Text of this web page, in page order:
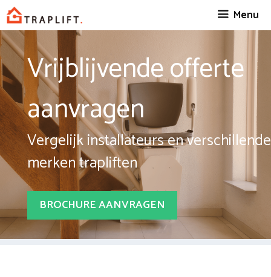
Spring
naar
inhoud
Menu
Vrijblijvende offerte
aanvragen
Vergelijk installateurs en verschillende
merken trapliften
BROCHURE AANVRAGEN